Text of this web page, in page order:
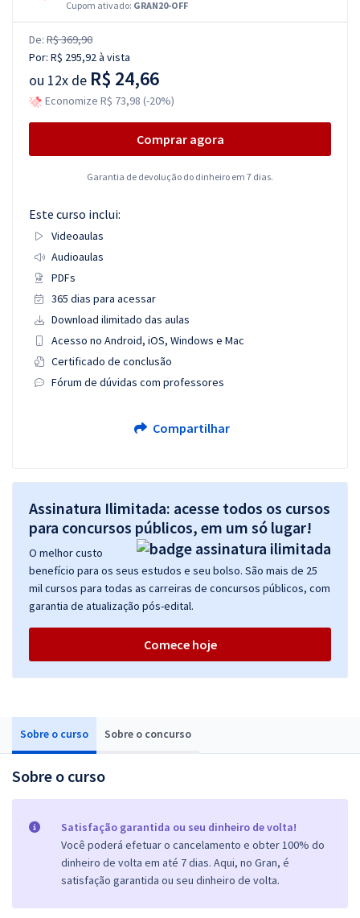
Sobre o curso Sobre o concurso
Sobre o curso
Satisfação garantida ou seu dinheiro de volta!
Você poderá efetuar o cancelamento e obter 100% do
dinheiro de volta em até 7 dias. Aqui, no Gran, é
satisfação garantida ou seu dinheiro de volta.
Cupom ativado: GRAN20-OFF
De: R$ 369,90
Por: R$ 295,92à vista
ou 12x de R$ 24,66
Economize R$ 73,98 (-20%)
Comprar agora
Garantia de devolução do dinheiro em 7 dias.
Este curso inclui:
Videoaulas
Audioaulas
PDFs
365 dias para acessar
Download ilimitado das aulas
Acesso no Android, iOS, Windows e Mac
Certificado de conclusão
Fórum de dúvidas com professores
Compartilhar
Assinatura Ilimitada: acesse todos os cursos
para concursos públicos, em um só lugar!
O melhor custo
benefício para os seus estudos e seu bolso. São mais de 25
mil cursos para todas as carreiras de concursos públicos, com
garantia de atualização pós-edital.
Comece hoje